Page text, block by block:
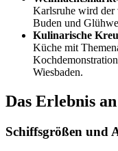
Karlsruhe wird der
Buden und
Kulinarische
Küche mit
Wiesbaden.
Das Erlebnis
Schiffsgrößen und